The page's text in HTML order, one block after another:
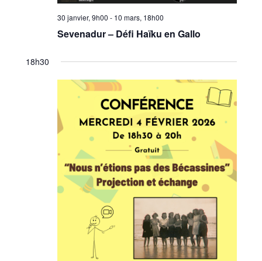
30 janvier, 9h00 - 10 mars, 18h00
Sevenadur – Défi Haïku en Gallo
18h30